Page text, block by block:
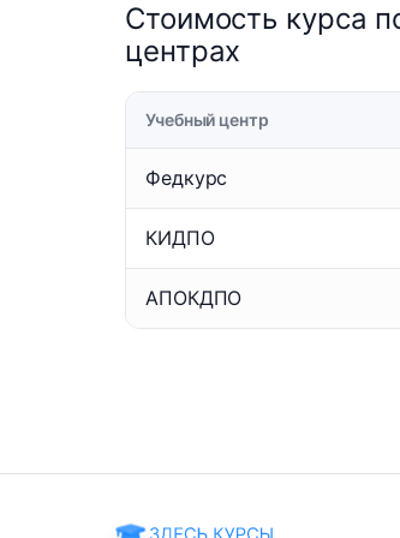
Стоимость курса
центрах
Учебный центр
Федкурс
КИДПО
АПОКДПО